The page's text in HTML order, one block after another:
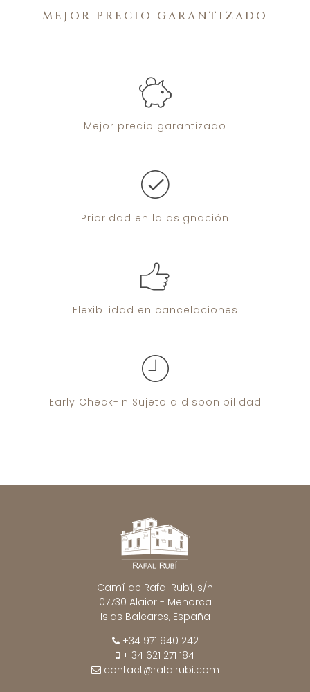
MEJOR PRECIO GARANTIZADO
Mejor precio garantizado
Prioridad en la asignación
Flexibilidad en cancelaciones
Early Check-in Sujeto a disponibilidad
Camí de Rafal Rubí, s/n
07730 Alaior - Menorca
Islas Baleares, España
+34 971 940 242
+ 34 621 271 184
contact@rafalrubi.com